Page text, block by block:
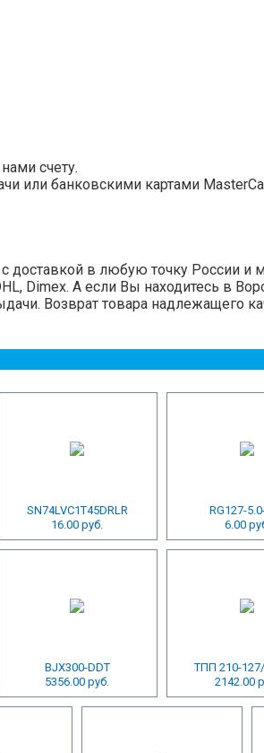
счету.
или банковскими картами
доставкой в любую точку России и
Dimex. А если Вы находитесь в
Возврат товара надлежащего
SN74LVC1T45DRLR
16.00 руб.
RG127-
6.00
BJX300-DDT
5356.00 руб.
ТПП 210-
2142.00